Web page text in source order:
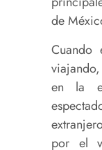
de
Cuando
en la
por el